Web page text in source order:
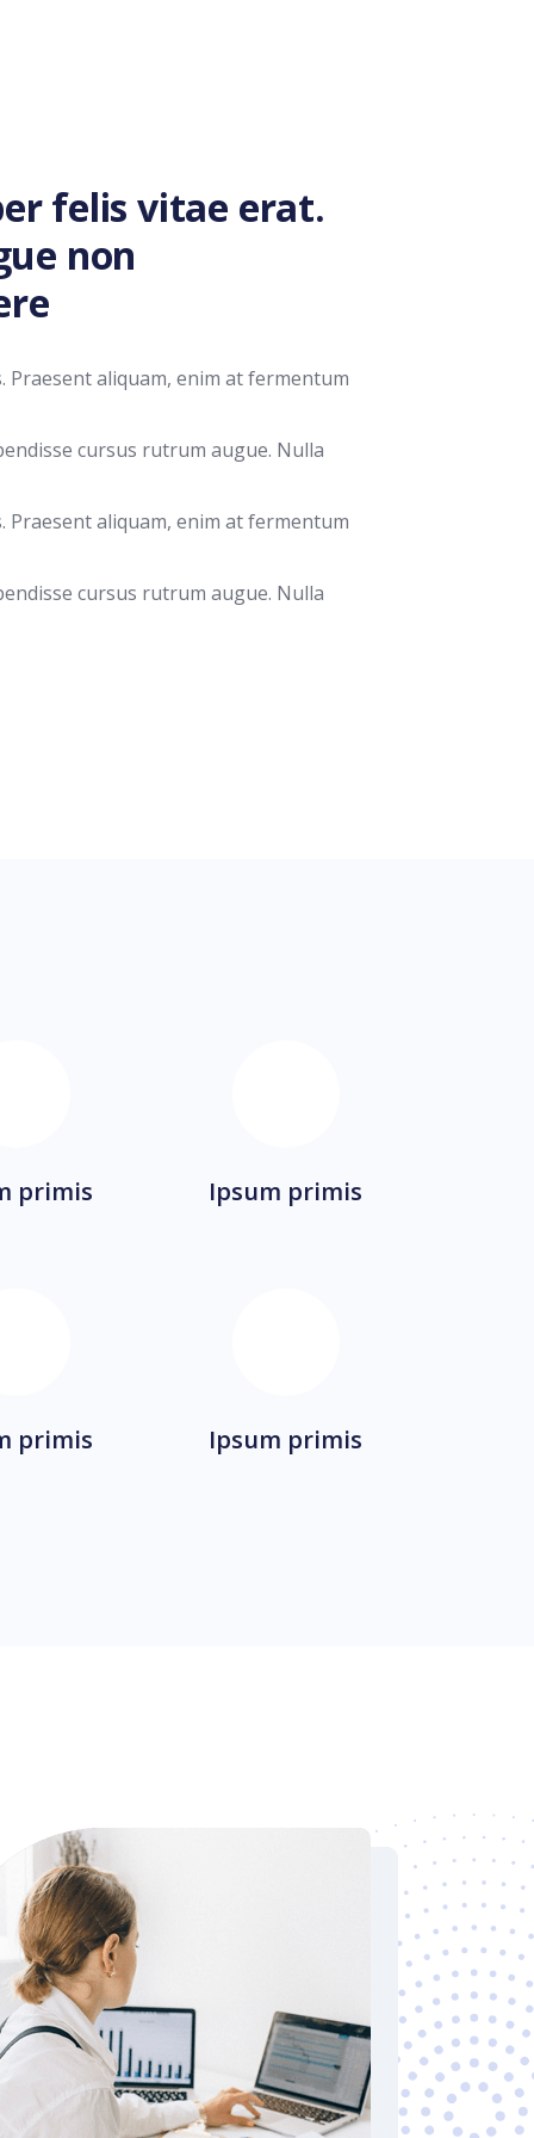
felis vitae erat.
non
Praesent aliquam, enim at fermentum
cursus rutrum augue. Nulla
Praesent aliquam, enim at fermentum
cursus rutrum augue. Nulla
primis Ipsum primis
primis Ipsum primis